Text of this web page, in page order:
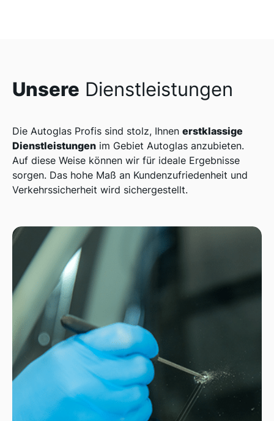
Unsere Dienstleistungen
Die Autoglas Profis sind stolz, Ihnen erstklassige
Dienstleistungen im Gebiet Autoglas anzubieten.
Auf diese Weise können wir für ideale Ergebnisse
sorgen. Das hohe Maß an Kundenzufriedenheit und
Verkehrssicherheit wird sichergestellt.